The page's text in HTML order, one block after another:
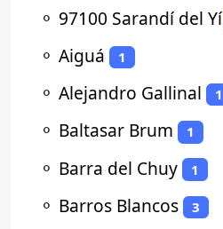
⚬ 97100 Sarandí del Yí
⚬ Aiguá 1
⚬ Alejandro Gallinal 1
⚬ Baltasar Brum 1
⚬ Barra del Chuy 1
⚬ Barros Blancos 3